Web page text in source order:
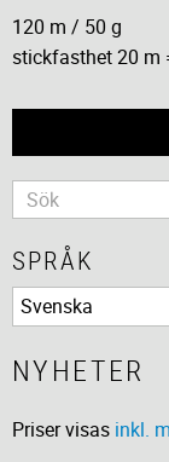
120 m / 50 g
stickfasthet 20 m
SPRÅK
NYHETER
Priser visas inkl.